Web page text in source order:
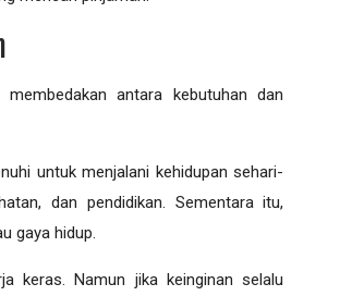
antara kebutuhan dan
untuk menjalani kehidupan sehari-
dan pendidikan. Sementara itu,
gaya hidup.
keras. Namun jika keinginan selalu